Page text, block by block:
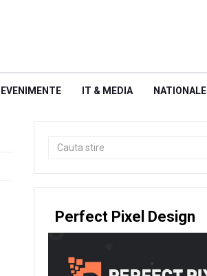
EVENIMENTE IT & MEDIA NATIONALE
Perfect Pixel Design